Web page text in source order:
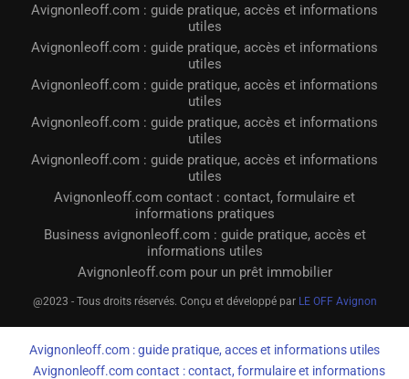
Avignonleoff.com : guide pratique, accès et informations
utiles
Avignonleoff.com : guide pratique, accès et informations
utiles
Avignonleoff.com : guide pratique, accès et informations
utiles
Avignonleoff.com : guide pratique, accès et informations
utiles
Avignonleoff.com : guide pratique, accès et informations
utiles
Avignonleoff.com contact : contact, formulaire et
informations pratiques
Business avignonleoff.com : guide pratique, accès et
informations utiles
Avignonleoff.com pour un prêt immobilier
@2023 - Tous droits réservés. Conçu et développé par LE OFF Avignon
Avignonleoff.com : guide pratique, acces et informations utiles
Avignonleoff.com contact : contact, formulaire et informations